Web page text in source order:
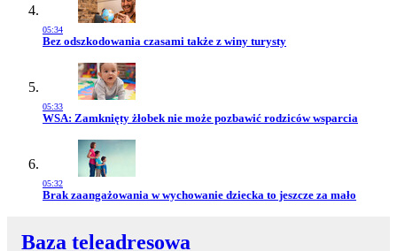
05:34
Przejdź do artykułu:
Bez odszkodowania czasami także z winy turysty
05:33
Przejdź do artykułu:
WSA: Zamknięty żłobek nie może pozbawić rodziców wsparcia
05:32
Przejdź do artykułu:
Brak zaangażowania w wychowanie dziecka to jeszcze za mało
Baza teleadresowa